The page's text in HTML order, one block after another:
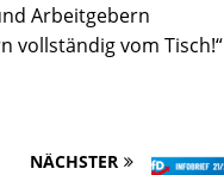
Arbeitgebern
vollständig vom Tisch!“
NÄCHSTER